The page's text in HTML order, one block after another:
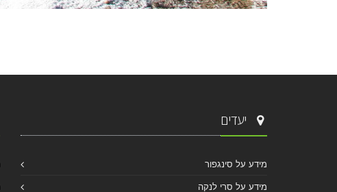
יעדים
מידע על סינגפור
מידע על סרי לנקה